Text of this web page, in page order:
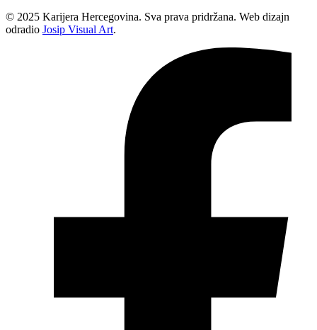
© 2025 Karijera Hercegovina. Sva prava pridržana. Web dizajn
odradio Josip Visual Art.